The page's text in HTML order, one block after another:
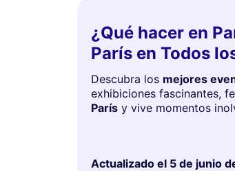
¿Qué hacer en
París en Todos
Descubra los mejores
exhibiciones fascinantes,
París y vive momentos
Actualizado el 5 de junio